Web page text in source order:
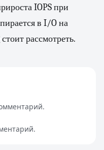
IOPS при
в I/O на
рассмотреть.